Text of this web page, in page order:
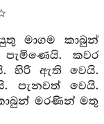
මාගම කාබුන්
කවර
හිරි ඇති වෙයි.
පැනවත් වෙයි.
මරණින් මතු